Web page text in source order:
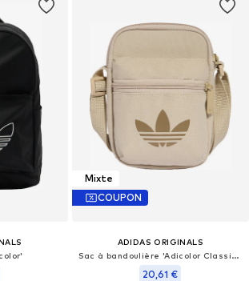
Mixte
COUPON
ADIDAS ORIGINALS
Sac à bandoulière 'Adicolor Classic Festival'
20,61 €